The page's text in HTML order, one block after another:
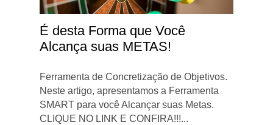
É desta Forma que Você
Alcança suas METAS!
Ferramenta de Concretização de Objetivos.
Neste artigo, apresentamos a Ferramenta
SMART para você Alcançar suas Metas.
CLIQUE NO LINK E CONFIRA!!!...